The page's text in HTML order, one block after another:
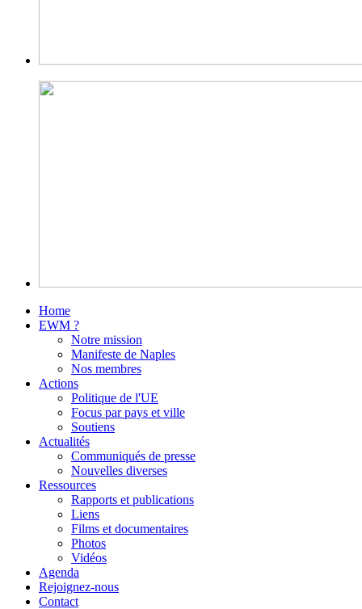
Home
EWM ?
Notre mission
Manifeste de Naples
Nos membres
Actions
Politique de l'UE
Focus par pays et ville
Soutiens
Actualités
Communiqués de presse
Nouvelles diverses
Ressources
Rapports et publications
Liens
Films et documentaires
Photos
Vidéos
Agenda
Rejoignez-nous
Contact